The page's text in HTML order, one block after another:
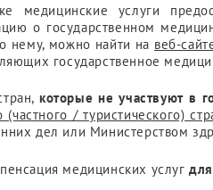
медицинские услуги
о государственном
нему, можно найти на веб-
государственное
которые не участвуют в
/ туристического)
дел или Министерством
медицинских услуг